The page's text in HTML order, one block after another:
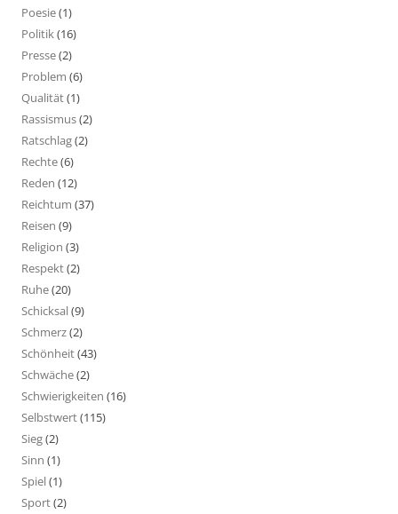
Poesie(1)
Politik(16)
Presse(2)
Problem (6)
Qualität(1)
Rassismus(2)
Ratschlag(2)
Rechte(6)
Reden (12)
Reichtum (37)
Reisen (9)
Religion (3)
Respekt(2)
Ruhe(20)
Schicksal(9)
Schmerz(2)
Schönheit(43)
Schwäche(2)
Schwierigkeiten (16)
Selbstwert(115)
Sieg(2)
Sinn (1)
Spiel(1)
Sport(2)